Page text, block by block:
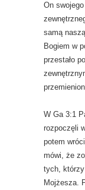
On
samą
Bogiem w
przestało
W Ga 3:1
rozpoczęli
potem
mówi, że
tych,
Mojżesza.